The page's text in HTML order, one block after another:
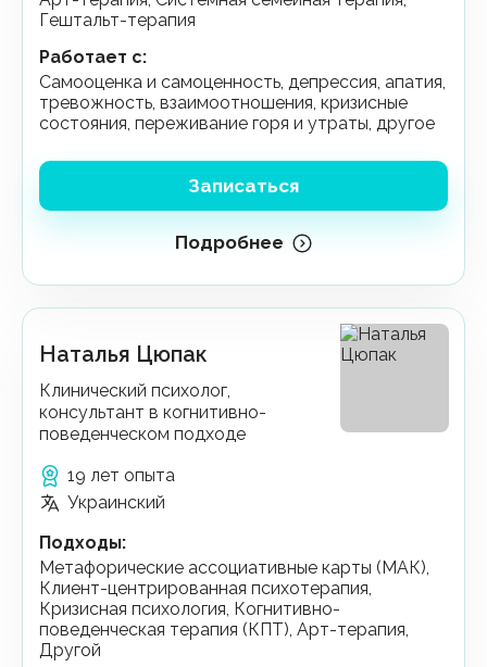
Гештальт-терапия
Работает с:
самооценка и самоценность, депрессия, апатия,
тревожность, взаимоотношения, кризисные
состояния, переживание горя и утраты, другое
Записаться
Подробнее
Наталья Цюпак
Клинический психолог,
консультант в когнитивно-
поведенческом подходе
19 лет опыта
Украинский
Подходы:
Метафорические ассоциативные карты (МАК),
Клиент-центрированная психотерапия,
Кризисная психология, Когнитивно-
поведенческая терапия (КПТ), Арт-терапия,
Другой